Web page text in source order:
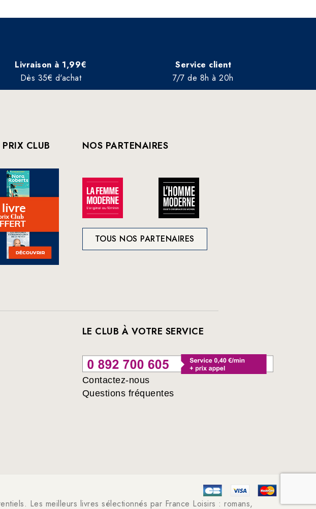
Livraison à 1,99€
Dès 35€ d'achat
Service client
7/7 de 8h à 20h
CLUB NOS PARTENAIRES
TOUS NOS PARTENAIRES
LE CLUB À VOTRE SERVICE
Contactez-nous
Questions fréquentes
Les meilleurs livres sélectionnés par France Loisirs : romans,